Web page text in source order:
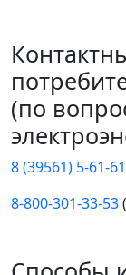
(по
8 (39561) 5-61-61
8-800-301-33-53